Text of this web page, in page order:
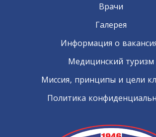
Врачи
Галерея
Информация о
Медицинский туризм
Миссия, принципы и цели
Политика